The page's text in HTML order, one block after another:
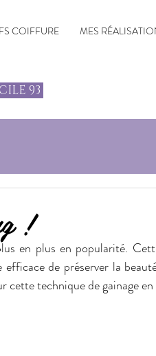
COIFFURE MES
93
!
en plus en popularité.
de préserver la
technique de gainage en